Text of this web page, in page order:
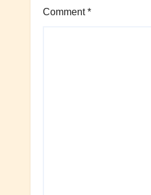
Comment*